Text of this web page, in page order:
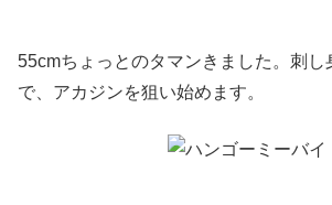
55cmちょっとのタマンきました。刺し
で、アカジンを狙い始めます。